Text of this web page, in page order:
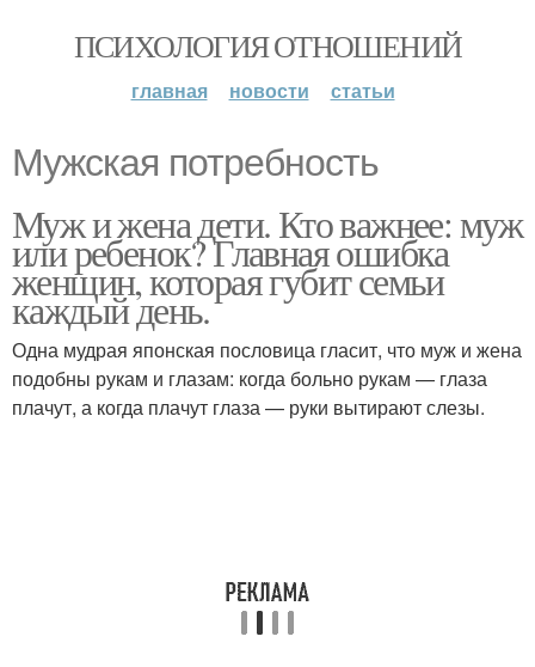
ПСИХОЛОГИЯ ОТНОШЕНИЙ
главная новости статьи
Мужская потребность
Муж и жена дети. Кто важнее: муж
или ребенок? Главная ошибка
женщин, которая губит семьи
каждый день.
Одна мудрая японская пословица гласит, что муж и жена
подобны рукам и глазам: когда больно рукам — глаза
плачут, а когда плачут глаза — руки вытирают слезы.